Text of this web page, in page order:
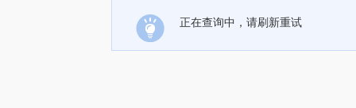
正在查询中，请刷新重试